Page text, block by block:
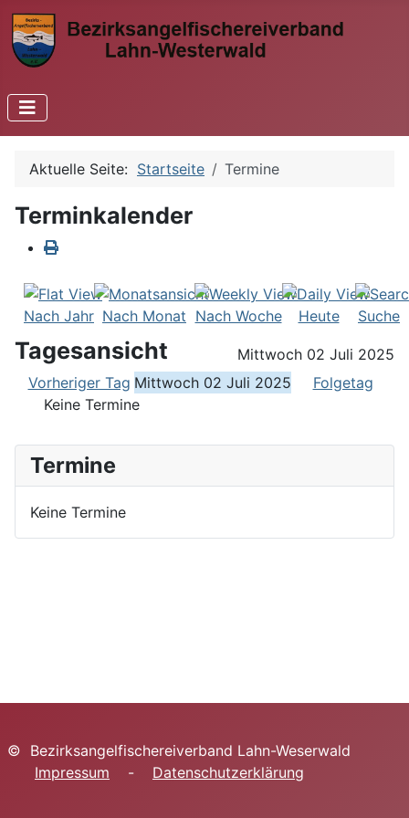
Termine
Keine Termine
Aktuelle Seite: Startseite Termine
Terminkalender
Nach Jahr Nach Monat Nach Woche Heute Suche
Tagesansicht
Mittwoch 02 Juli 2025
Vorheriger Tag Mittwoch 02 Juli 2025
Folgetag
Keine Termine
© Bezirksangelfischereiverband Lahn-Weserwald
Impressum - Datenschutzerklärung